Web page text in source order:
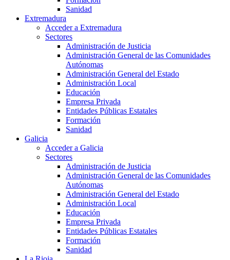
Sanidad
Extremadura
Acceder a Extremadura
Sectores
Administración de Justicia
Administración General de las Comunidades
Autónomas
Administración General del Estado
Administración Local
Educación
Empresa Privada
Entidades Públicas Estatales
Formación
Sanidad
Galicia
Acceder a Galicia
Sectores
Administración de Justicia
Administración General de las Comunidades
Autónomas
Administración General del Estado
Administración Local
Educación
Empresa Privada
Entidades Públicas Estatales
Formación
Sanidad